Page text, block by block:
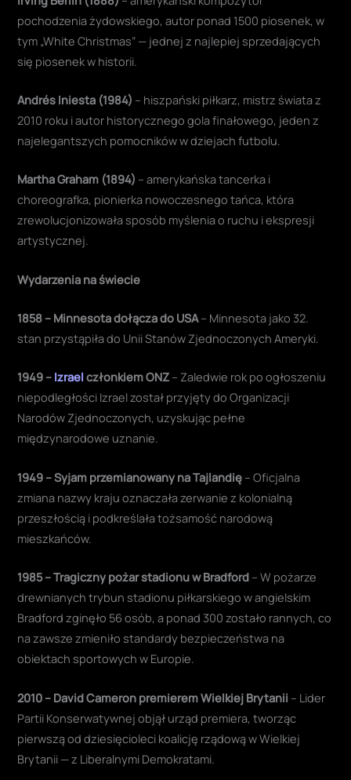
pochodzenia żydowskiego, autor ponad 1500 piosenek, w
tym „White Christmas” — jednej z najlepiej sprzedających
się piosenek w historii.
Andrés Iniesta (1984) – hiszpański piłkarz, mistrz świata z
2010 roku i autor historycznego gola finałowego, jeden z
najelegantszych pomocników w dziejach futbolu.
Martha Graham (1894) – amerykańska tancerka i
choreografka, pionierka nowoczesnego tańca, która
zrewolucjonizowała sposób myślenia o ruchu i ekspresji
artystycznej.
Wydarzenia na świecie
1858 – Minnesota dołącza do USA– Minnesota jako 32.
stan przystąpiła do Unii Stanów Zjednoczonych Ameryki.
1949 – Izrael członkiem ONZ – Zaledwie rok po ogłoszeniu
niepodległości Izrael został przyjęty do Organizacji
Narodów Zjednoczonych, uzyskując pełne
międzynarodowe uznanie.
1949 – Syjam przemianowany na Tajlandię – Oficjalna
zmiana nazwy kraju oznaczała zerwanie z kolonialną
przeszłością i podkreślała tożsamość narodową
mieszkańców.
1985 – Tragiczny pożar stadionu w Bradford – W pożarze
drewnianych trybun stadionu piłkarskiego w angielskim
Bradford zginęło 56 osób, a ponad 300 zostało rannych, co
na zawsze zmieniło standardy bezpieczeństwa na
obiektach sportowych w Europie.
2010 – David Cameron premierem Wielkiej Brytanii – Lider
Partii Konserwatywnej objął urząd premiera, tworząc
pierwszą od dziesięcioleci koalicję rządową w Wielkiej
Brytanii — z Liberalnymi Demokratami.